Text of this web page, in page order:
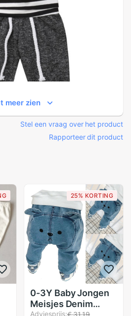
meer zien
Stel een vraag over het product
Rapporteer dit product
25% KORTING
0-3Y Baby Jongen
Meisjes Denim
Adviesprijs:€ 31,19